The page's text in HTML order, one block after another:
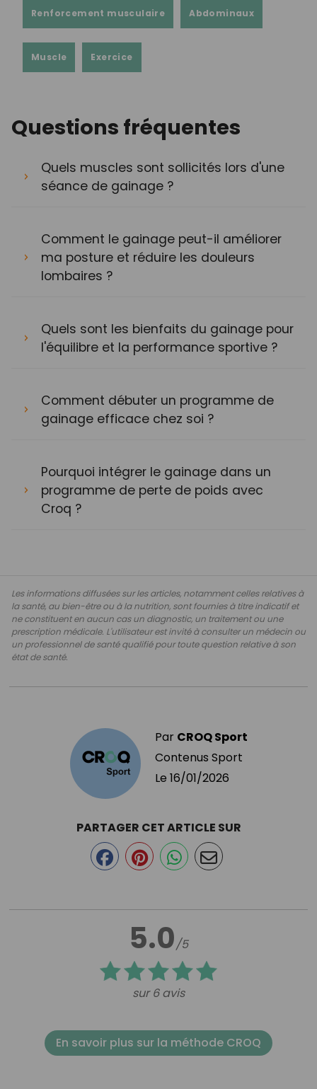
Renforcement musculaire Abdominaux
Muscle Exercice
Questions fréquentes
Quels muscles sont sollicités lors d'une
séance de gainage ?
Comment le gainage peut-il améliorer
ma posture et réduire les douleurs
lombaires ?
Quels sont les bienfaits du gainage pour
l'équilibre et la performance sportive ?
Comment débuter un programme de
gainage efficace chez soi ?
Pourquoi intégrer le gainage dans un
programme de perte de poids avec
Croq ?
Les informations diffusées sur les articles, notamment celles relatives à
la santé, au bien-être ou à la nutrition, sont fournies à titre indicatif et
ne constituent en aucun cas un diagnostic, un traitement ou une
prescription médicale. L'utilisateur est invité à consulter un médecin ou
un professionnel de santé qualifié pour toute question relative à son
état de santé.
Par CROQ Sport
Contenus Sport
Le 16/01/2026
5.0/5
sur 6 avis
PARTAGER CET ARTICLE SUR
En savoir plus sur la méthode CROQ